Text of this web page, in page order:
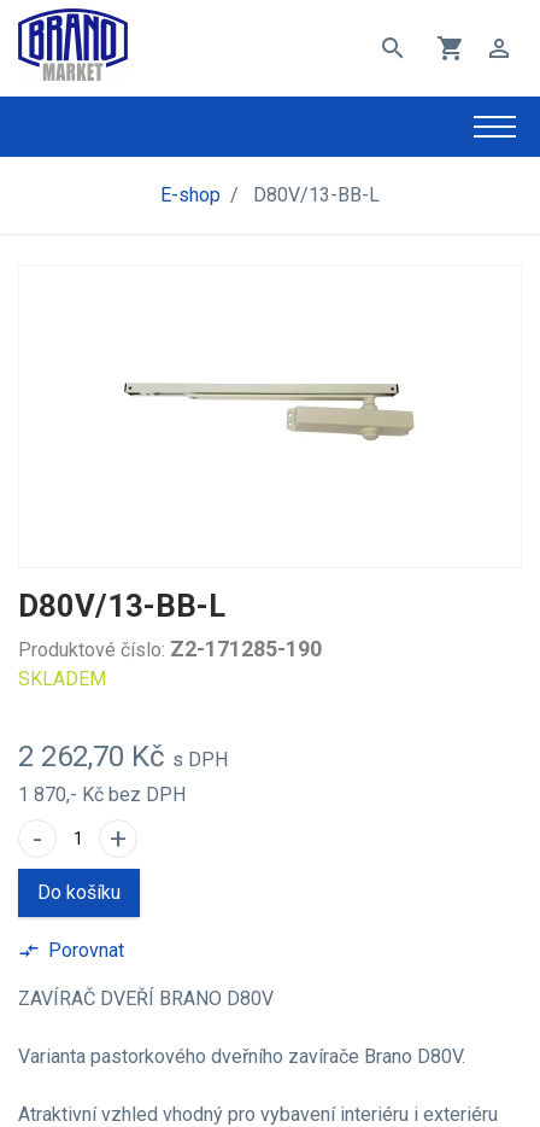
search shopping_cart perm_identity
E-shop / D80V/13-BB-L
D80V/13-BB-L
Produktové číslo: Z2-171285-190
SKLADEM
2 262,70 Kč s DPH
1 870,- Kč bez DPH
- +
Do košíku
compare_arrows Porovnat
ZAVÍRAČ DVEŘÍ BRANO D80V
Varianta pastorkového dveřního zavírače Brano D80V.
Atraktivní vzhled vhodný pro vybavení interiéru i exteriéru